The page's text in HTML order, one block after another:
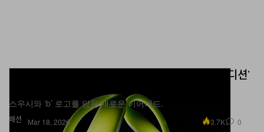
패션
비츠 x 나이키 ‘파워비츠 프로 2 나이키 스페셜 에디션’
스우시와 ‘b’ 로고를 담은 새로운 이어버드.
Mar 18, 2026 3.7K 0